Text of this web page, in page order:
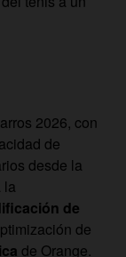
2026, con
de
desde la
la
de
de
de Orange.